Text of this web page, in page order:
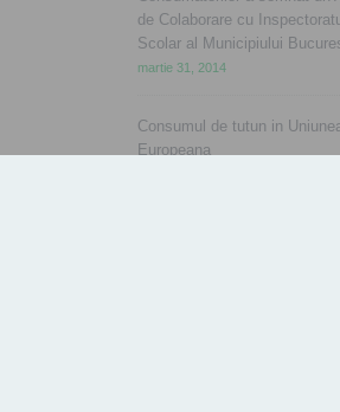
de Colaborare cu
Scolar al Municipiului
martie 31, 2014
Consumul de tutun in
Europeana